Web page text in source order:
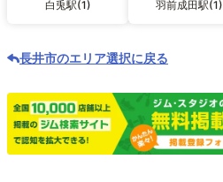
白兎駅(1) 羽前成田駅(1)
長井市のエリア選択に戻る